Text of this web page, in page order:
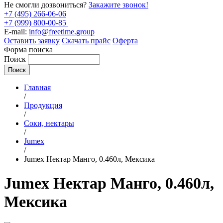
Не смогли дозвониться? Закажите звонок!
+7 (495) 266-06-06
+7 (999) 800-00-85
E-mail: info@freetime.group
Оставить заявку Скачать прайс Оферта
Форма поиска
Поиск
Главная
/
Продукция
/
Соки, нектары
/
Jumex
/
Jumex Нектар Манго, 0.460л, Мексика
Jumex Нектар Манго, 0.460л,
Мексика